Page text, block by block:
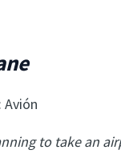
Avión
to take an